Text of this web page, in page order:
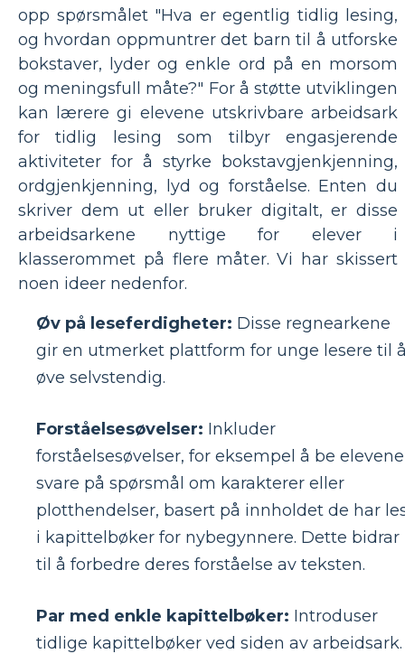
opp spørsmålet "Hva er egentlig tidlig lesing,
og hvordan oppmuntrer det barn til å utforske
bokstaver, lyder og enkle ord på en morsom
og meningsfull måte?" For å støtte utviklingen
kan lærere gi elevene utskrivbare arbeidsark
for tidlig lesing som tilbyr engasjerende
aktiviteter for å styrke bokstavgjenkjenning,
ordgjenkjenning, lyd og forståelse. Enten du
skriver dem ut eller bruker digitalt, er disse
arbeidsarkene nyttige for elever i
klasserommet på flere måter. Vi har skissert
noen ideer nedenfor.
Øv på leseferdigheter: Disse regnearkene
gir en utmerket plattform for unge lesere til
øve selvstendig.
Forståelsesøvelser: Inkluder
forståelsesøvelser, for eksempel å be elevene
svare på spørsmål om karakterer eller
plotthendelser, basert på innholdet de har
i kapittelbøker for nybegynnere. Dette bidrar
til å forbedre deres forståelse av teksten.
Par med enkle kapittelbøker: Introduser
tidlige kapittelbøker ved siden av arbeidsark.